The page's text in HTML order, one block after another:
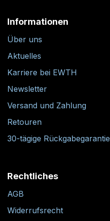
Informationen
Über uns
Aktuelles
Karriere bei EWTH
Newsletter
Versand und Zahlung
Retouren
30-tägige Rückgabegarantie
Rechtliches
AGB
Widerrufsrecht